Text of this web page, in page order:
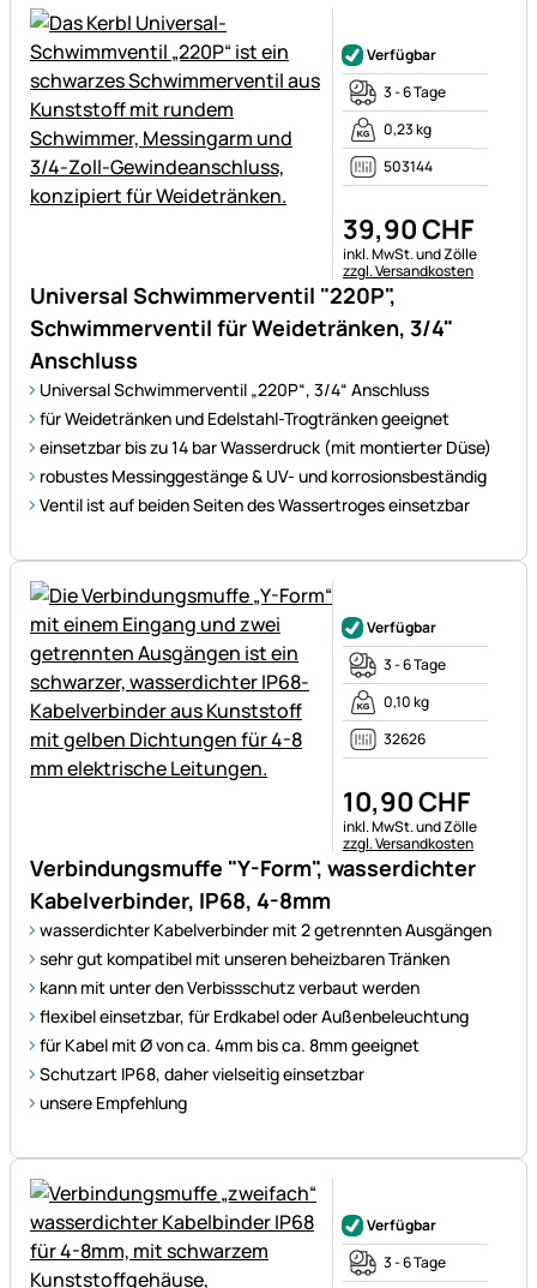
Universal Schwimmerventil "220P",
Schwimmerventil für Weidetränken, 3/4"
Anschluss
Universal Schwimmerventil „220P“, 3/4“ Anschluss
für Weidetränken und Edelstahl-Trogtränken geeignet
einsetzbar bis zu 14 bar Wasserdruck (mit montierter Düse)
robustes Messinggestänge & UV- und korrosionsbeständig
Ventil ist auf beiden Seiten des Wassertroges einsetzbar
Verfügbar
3 - 6 Tage
0,23 kg
503144
39,90CHF
Steuerhinweis:
inkl. MwSt. und Zölle
zzgl. Versandkosten
Verbindungsmuffe "Y-Form", wasserdichter
Kabelverbinder, IP68, 4-8mm
wasserdichter Kabelverbinder mit 2 getrennten Ausgängen
sehr gut kompatibel mit unseren beheizbaren Tränken
kann mit unter den Verbissschutz verbaut werden
flexibel einsetzbar, für Erdkabel oder Außenbeleuchtung
für Kabel mit Ø von ca. 4mm bis ca. 8mm geeignet
Schutzart IP68, daher vielseitig einsetzbar
unsere Empfehlung
Verfügbar
3 - 6 Tage
0,10 kg
32626
10,90CHF
Steuerhinweis:
inkl. MwSt. und Zölle
zzgl. Versandkosten
Verfügbar
3 - 6 Tage